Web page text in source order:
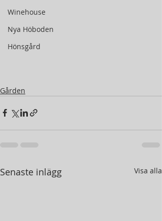
Winehouse
Nya Höboden
Hönsgård
Gården
Senaste inlägg Visa alla